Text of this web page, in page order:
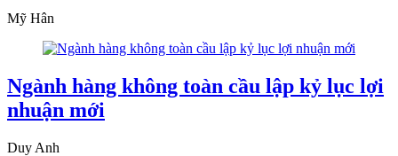
Mỹ Hân
Ngành hàng không toàn cầu lập kỷ lục lợi
nhuận mới
Duy Anh